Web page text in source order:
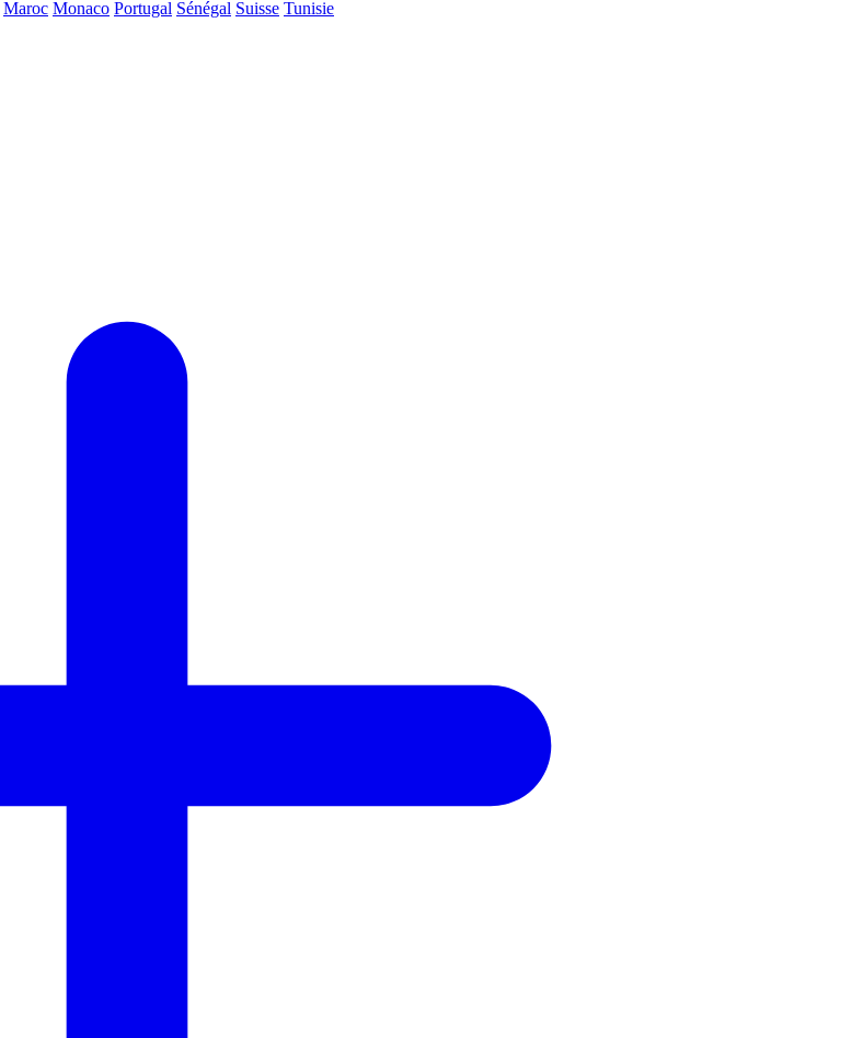
Maroc Monaco Portugal Sénégal Suisse Tunisie